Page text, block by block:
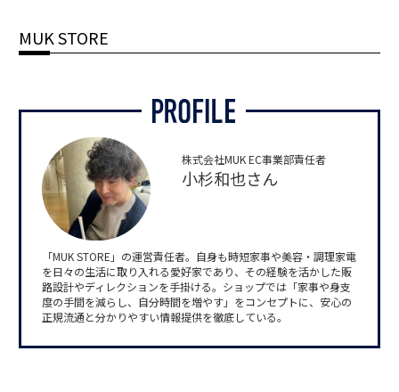
MUK STORE
株式会社MUK EC事業部責任者
小杉和也さん
「MUK STORE」の運営責任者。自身も時短家事や美容・調理家電
を日々の生活に取り入れる愛好家であり、その経験を活かした販
路設計やディレクションを手掛ける。ショップでは「家事や身支
度の手間を減らし、自分時間を増やす」をコンセプトに、安心の
正規流通と分かりやすい情報提供を徹底している。